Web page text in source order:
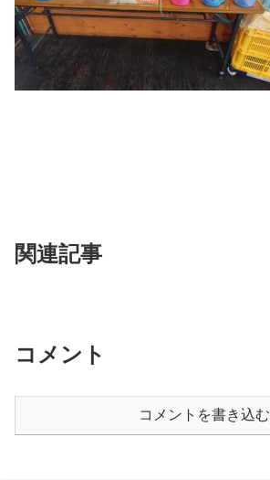
関連記事
コメント
コメントを書き込む